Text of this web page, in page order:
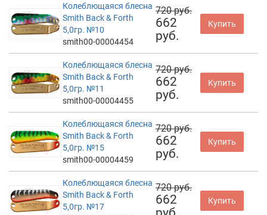
Колеблющаяся блесна
Smith Back & Forth
5,0гр. №10
smith00-00004454
720 руб.
662
руб.
Купить
Колеблющаяся блесна
Smith Back & Forth
5,0гр. №11
smith00-00004455
720 руб.
662
руб.
Купить
Колеблющаяся блесна
Smith Back & Forth
5,0гр. №15
smith00-00004459
720 руб.
662
руб.
Купить
Колеблющаяся блесна
Smith Back & Forth
5,0гр. №17
720 руб.
662
Купить